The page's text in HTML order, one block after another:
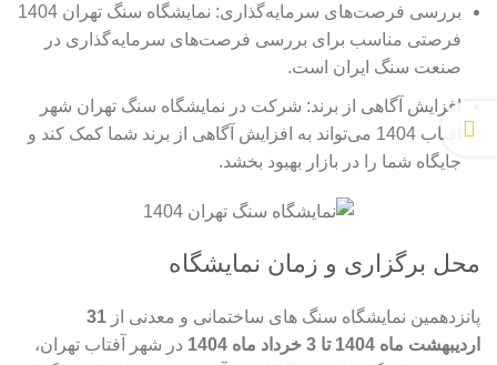
بررسی فرصت‌های سرمایه‌گذاری: نمایشگاه سنگ تهران 1404
فرصتی مناسب برای بررسی فرصت‌های سرمایه‌گذاری در
صنعت سنگ ایران است.
افزایش آگاهی از برند: شرکت در نمایشگاه سنگ تهران شهر
آفتاب 1404 می‌تواند به افزایش آگاهی از برند شما کمک کند و
جایگاه شما را در بازار بهبود بخشد.
محل برگزاری و زمان نمایشگاه
پانزدهمین نمایشگاه سنگ های ساختمانی و معدنی از 31
اردیبهشت ماه 1404 تا 3 خرداد ماه 1404
در شهر آفتاب تهران،